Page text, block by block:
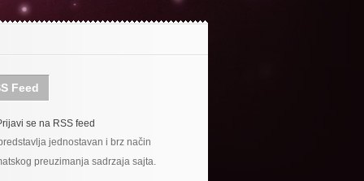
Feed
se na RSS feed
jednostavan i brz način
preuzimanja sadrzaja sajta.